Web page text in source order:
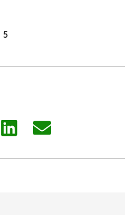
5
Share
Share